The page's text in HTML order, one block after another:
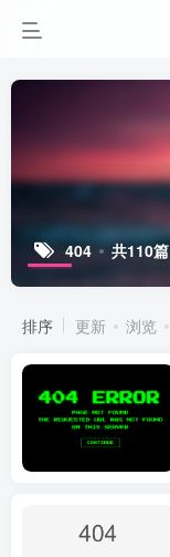
404 共110篇
排序 更新 浏览